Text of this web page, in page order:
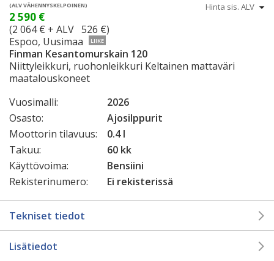
(ALV VÄHENNYSKELPOINEN)
2 590 €
(2 064 € + ALV 526 €)
Espoo, Uusimaa
LIIKE
Finman Kesantomurskain 120
Niittyleikkuri, ruohonleikkuri Keltainen mattaväri
maatalouskoneet
Vuosimalli:
2026
Osasto:
Ajosilppurit
Moottorin tilavuus:
0.4 l
Takuu:
60 kk
Käyttövoima:
Bensiini
Rekisterinumero:
Ei rekisterissä
Tekniset tiedot
Lisätiedot